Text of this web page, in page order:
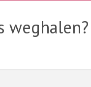
weghalen?